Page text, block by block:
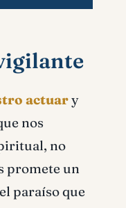
actuary
nos
no
promete un
paraíso que